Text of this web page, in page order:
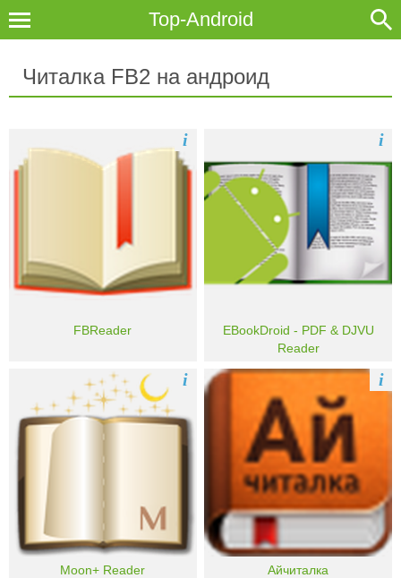
Top-Android
Читалка FB2 на андроид
FBReader
i
EBookDroid - PDF & DJVU
Reader
i
Moon+ Reader
i
Айчиталка
i